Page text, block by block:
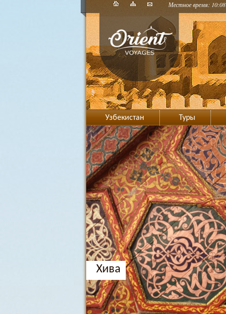
Местное время: 10:08
Узбекистан Туры
Хива